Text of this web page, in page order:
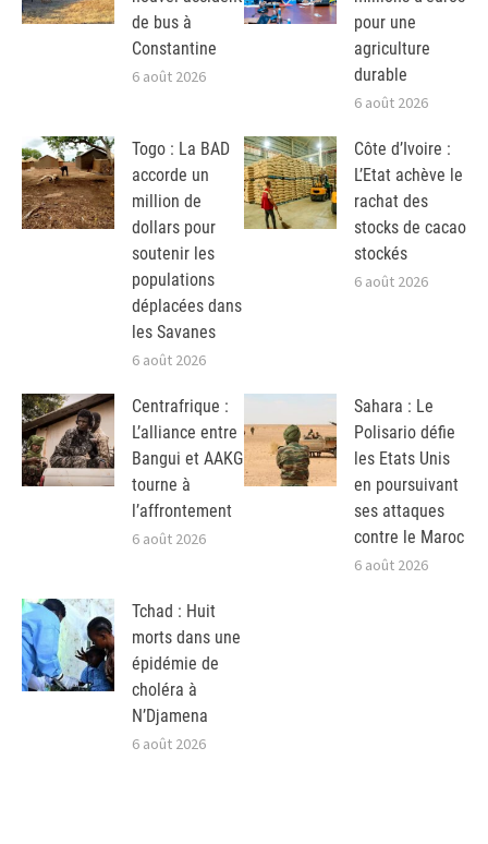
de bus à
Constantine
6 août 2026
pour une
agriculture
durable
6 août 2026
Togo : La BAD
accorde un
million de
dollars pour
soutenir les
populations
déplacées dans
les Savanes
6 août 2026
Côte d’Ivoire :
L’Etat achève le
rachat des
stocks de cacao
stockés
6 août 2026
Centrafrique :
L’alliance entre
Bangui et AAKG
tourne à
l’affrontement
6 août 2026
Sahara : Le
Polisario défie
les Etats Unis
en poursuivant
ses attaques
contre le Maroc
6 août 2026
Tchad : Huit
morts dans une
épidémie de
choléra à
N’Djamena
6 août 2026